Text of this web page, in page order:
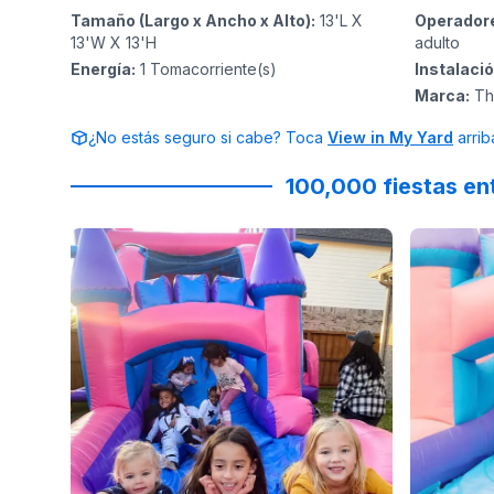
Tamaño (Largo x Ancho x Alto): 13'L X
13'W X 13'H
Energía: 1 Tomacorriente(s)
adulto
Marca:
¿No estás seguro si cabe? Toca View in My Yard
100,000 fiestas
Reviewed onInstagrambyroselynweaver:It’s